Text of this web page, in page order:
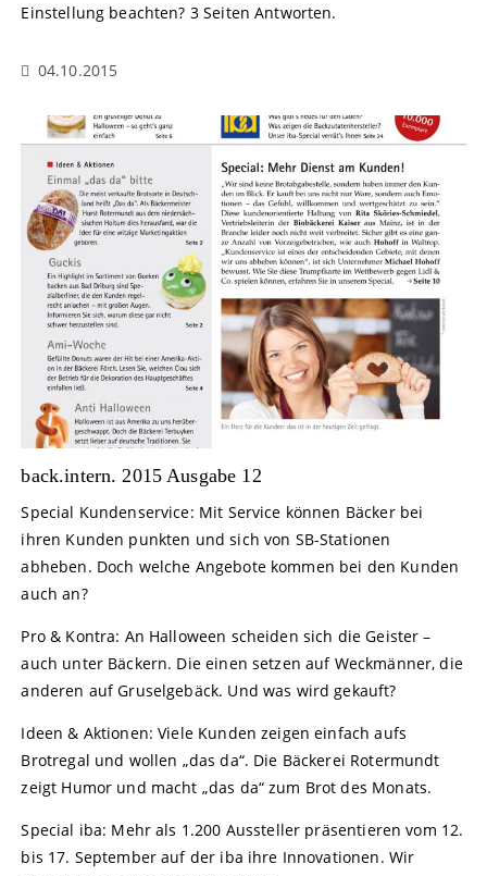
Einstellung beachten? 3 Seiten Antworten.
04.10.2015
back.intern. 2015 Ausgabe 12
Special Kundenservice: Mit Service können Bäcker bei
ihren Kunden punkten und sich von SB-Stationen
abheben. Doch welche Angebote kommen bei den Kunden
auch an?
Pro & Kontra: An Halloween scheiden sich die Geister –
auch unter Bäckern. Die einen setzen auf Weckmänner, die
anderen auf Gruselgebäck. Und was wird gekauft?
Ideen & Aktionen: Viele Kunden zeigen einfach aufs
Brotregal und wollen „das da“. Die Bäckerei Rotermundt
zeigt Humor und macht „das da“ zum Brot des Monats.
Special iba: Mehr als 1.200 Aussteller präsentieren vom 12.
bis 17. September auf der iba ihre Innovationen. Wir